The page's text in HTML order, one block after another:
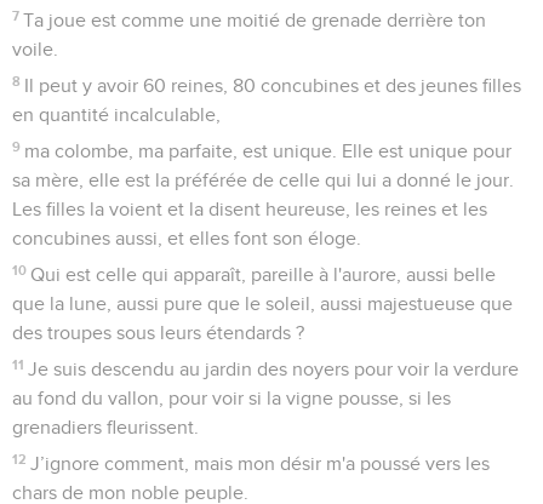
7 Ta joue est comme une moitié de grenade derrière ton
voile.
8 Il peut y avoir 60 reines, 80 concubines et des jeunes filles
en quantité incalculable,
9 ma colombe, ma parfaite, est unique. Elle est unique pour
sa mère, elle est la préférée de celle qui lui a donné le jour.
Les filles la voient et la disent heureuse, les reines et les
concubines aussi, et elles font son éloge.
10 Qui est celle qui apparaît, pareille à l'aurore, aussi belle
que la lune, aussi pure que le soleil, aussi majestueuse que
des troupes sous leurs étendards ?
11 Je suis descendu au jardin des noyers pour voir la verdure
au fond du vallon, pour voir si la vigne pousse, si les
grenadiers fleurissent.
12 J’ignore comment, mais mon désir m'a poussé vers les
chars de mon noble peuple.